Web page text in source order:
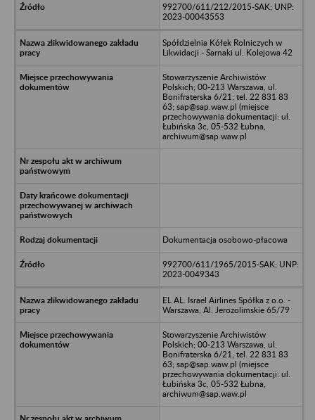
992700/611/212/2015-SAK; UNP:
2023-00043553
Spółdzielnia Kółek Rolniczych w
Likwidacji - Sarnaki ul. Kolejowa 42
Stowarzyszenie Archiwistów
Polskich; 00-213 Warszawa, ul.
Bonifraterska 6/21; tel. 22 831 83
63; sap@sap.waw.pl (miejsce
przechowywania dokumentacji: ul.
Łubińska 3c, 05-532 Łubna,
archiwum@sap.waw.pl
Dokumentacja osobowo-płacowa
992700/611/1965/2015-SAK; UNP:
2023-0049343
EL AL. Israel Airlines Spółka z o.o. -
Warszawa, Al. Jerozolimskie 65/79
Stowarzyszenie Archiwistów
Polskich; 00-213 Warszawa, ul.
Bonifraterska 6/21; tel. 22 831 83
63; sap@sap.waw.pl (miejsce
przechowywania dokumentacji: ul.
Łubińska 3c, 05-532 Łubna,
archiwum@sap.waw.pl